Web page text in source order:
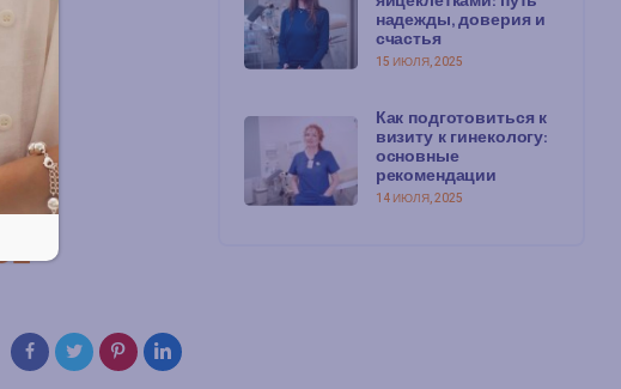
надежды, доверия и
счастья
15 ИЮЛЯ, 2025
Как подготовиться к
визиту к гинекологу:
основные
рекомендации
14 ИЮЛЯ, 2025